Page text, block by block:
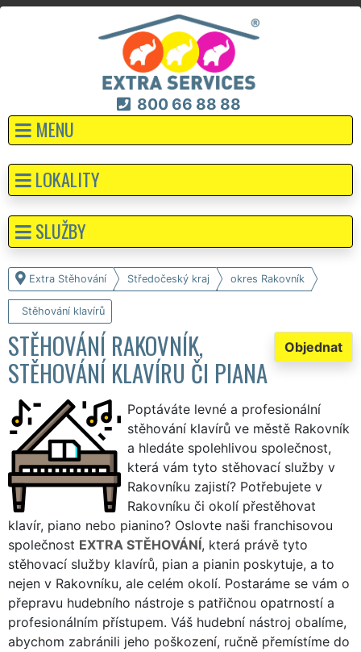
800 66 88 88
MENU
Extra Stěhování Středočeský kraj okres Rakovník
Stěhování klavírů
Objednat
STĚHOVÁNÍ RAKOVNÍK,
STĚHOVÁNÍ KLAVÍRU ČI PIANA
Poptáváte levné a profesionální
stěhování klavírů ve městě Rakovník
a hledáte spolehlivou společnost,
která vám tyto stěhovací služby v
Rakovníku zajistí? Potřebujete v
Rakovníku či okolí přestěhovat
klavír, piano nebo pianino? Oslovte naši franchisovou
společnost EXTRA STĚHOVÁNÍ, která právě tyto
stěhovací služby klavírů, pian a pianin poskytuje, a to
nejen v Rakovníku, ale celém okolí. Postaráme se vám o
přepravu hudebního nástroje s patřičnou opatrností a
profesionálním přístupem. Váš hudební nástroj obalíme,
abychom zabránili jeho poškození, ručně přemístíme do
LOKALITY
SLUŽBY